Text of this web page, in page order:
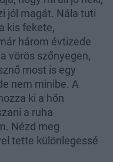
jól magát. Nála tuti
kis fekete,
három évtizede
vörös szőnyegen,
most is egy
nem minibe. A
ki a hőn
a ruha
Nézd meg
tette különlegessé